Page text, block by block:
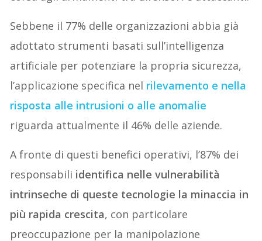
Sebbene il 77% delle organizzazioni abbia già
adottato strumenti basati sull’intelligenza
artificiale per potenziare la propria sicurezza,
l’applicazione specifica nel rilevamento e nella
risposta alle intrusioni o alle anomalie
riguarda attualmente il 46% delle aziende.
A fronte di questi benefici operativi, l’87% dei
responsabili identifica nelle vulnerabilità
intrinseche di queste tecnologie la minaccia in
più rapida crescita, con particolare
preoccupazione per la manipolazione